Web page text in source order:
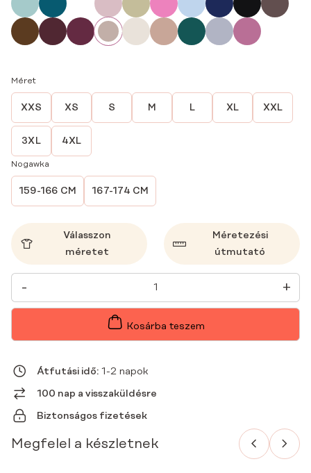
Méret
XXS XS S M L XL XXL
3XL 4XL
Nogawka
159-166 CM 167-174 CM
Válasszon
méretet
Méretezési
útmutató
-
NŐI
ORVOSI
NADRÁG
PROSTE
+
Kosárba teszem
Átfutási idő: 1-2 napok
100 nap a visszaküldésre
Biztonságos fizetések
Megfelel a készletnek